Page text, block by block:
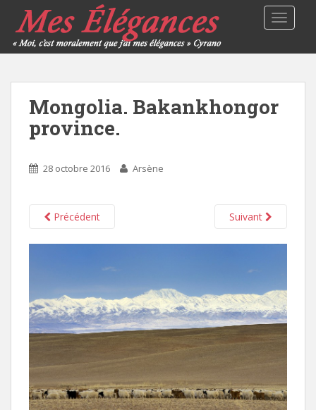
Mongolia. Bakankhongor
province.
28 octobre 2016 Arsène
Précédent Suivant